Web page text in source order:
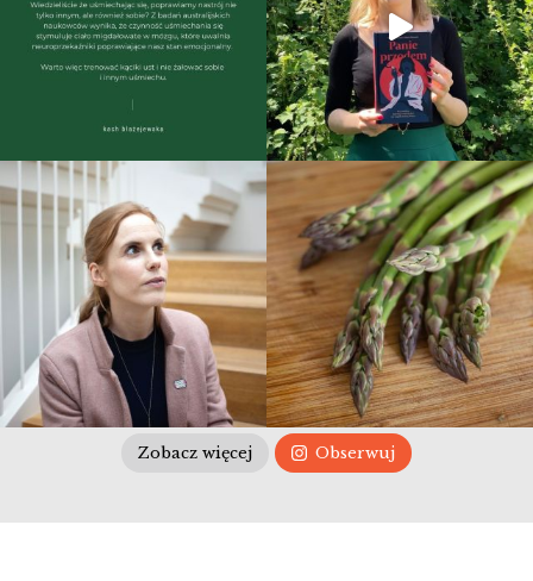
Zobacz więcej Obserwuj